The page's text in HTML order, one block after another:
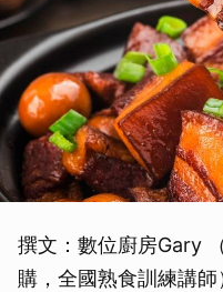
撰文：數位廚房Gary
購，全國熟食訓練講師